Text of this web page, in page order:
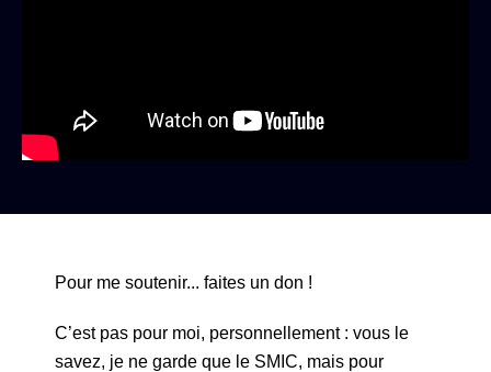
Pour me soutenir... faites un don !
C’est pas pour moi, personnellement : vous le
savez, je ne garde que le SMIC, mais pour